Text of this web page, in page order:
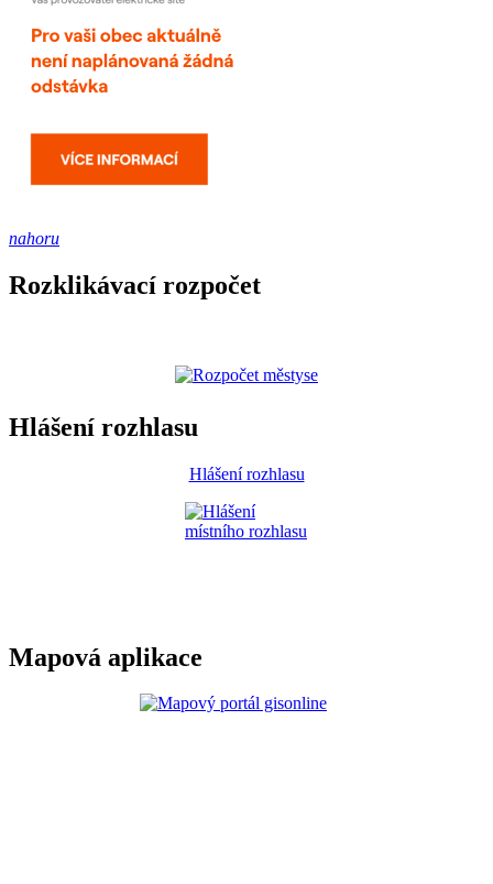
nahoru
Rozklikávací rozpočet
Hlášení rozhlasu
Hlášení rozhlasu
Mapová aplikace